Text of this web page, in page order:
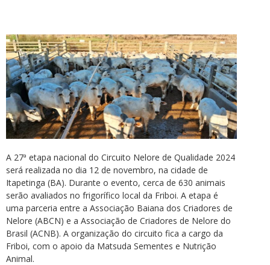
A 27ª etapa nacional do Circuito Nelore de Qualidade 2024
será realizada no dia 12 de novembro, na cidade de
Itapetinga (BA). Durante o evento, cerca de 630 animais
serão avaliados no frigorífico local da Friboi. A etapa é
uma parceria entre a Associação Baiana dos Criadores de
Nelore (ABCN) e a Associação de Criadores de Nelore do
Brasil (ACNB). A organização do circuito fica a cargo da
Friboi, com o apoio da Matsuda Sementes e Nutrição
Animal.